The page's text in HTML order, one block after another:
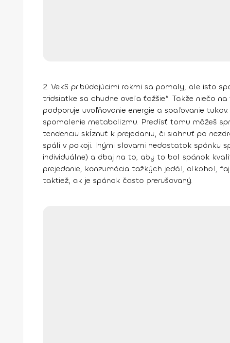
2. VekS pribúdajúcimi rokmi sa pomaly, ale isto
tridsiatke sa chudne oveľa ťažšie“. Takže niečo
podporuje uvoľňovanie energie a spaľovanie
spomalenie metabolizmu. Predísť tomu môžeš
tendenciu skĺznuť k prejedaniu, či siahnuť po
spáli v pokoji. Inými slovami nedostatok spánku
individuálne) a dbaj na to, aby to bol spánok
prejedanie, konzumácia ťažkých jedál, alkohol,
taktiež, ak je spánok často prerušovaný.